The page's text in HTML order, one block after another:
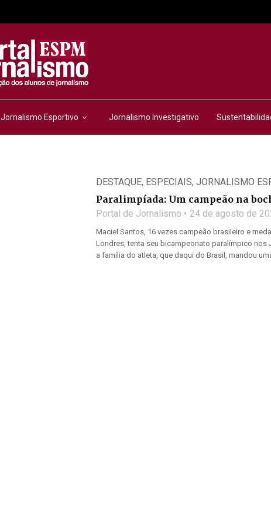
Jornalismo Esportivo Jornalismo Investigativo
DESTAQUE, ESPECIAIS, JORNALISMO
Paralimpíada: Um campeão na
Portal de Jornalismo 24 de agosto de
Maciel Santos, 16 vezes campeão brasileiro e
Londres, tenta seu bicampeonato paralímpico nos
a família do atleta, que daqui do Brasil, mandou